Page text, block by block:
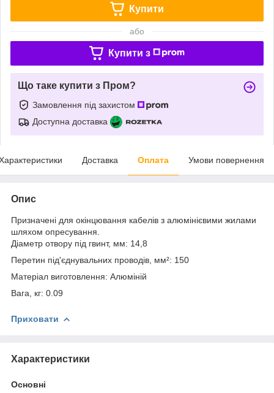
Купити
або
Купити з
Що таке купити з Пром?
Замовлення під захистом
Доступна доставка
Доставка Оплата Умови повернення
Опис
Призначені для окінцювання кабелів з алюмінієвими жилами
шляхом опресування.
Діаметр отвору під гвинт, мм: 14,8
Перетин під'єднувальних проводів, мм²: 150
Матеріал виготовлення: Алюміній
Вага, кг: 0.09
Приховати
Характеристики
Основні